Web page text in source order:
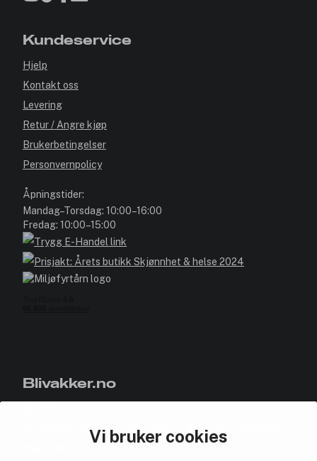
Vi bruker cookies
Kundeservice
Hjelp
Kontakt oss
Levering
Retur / Angre kjøp
Brukerbetingelser
Personvernpolicy
Åpningstider:
Mandag–Torsdag: 10:00–16:00
Fredag: 10:00–15:00
Blivakker.no
Bli medlem helt gratis - få poeng og eksklusive rabattkoder.